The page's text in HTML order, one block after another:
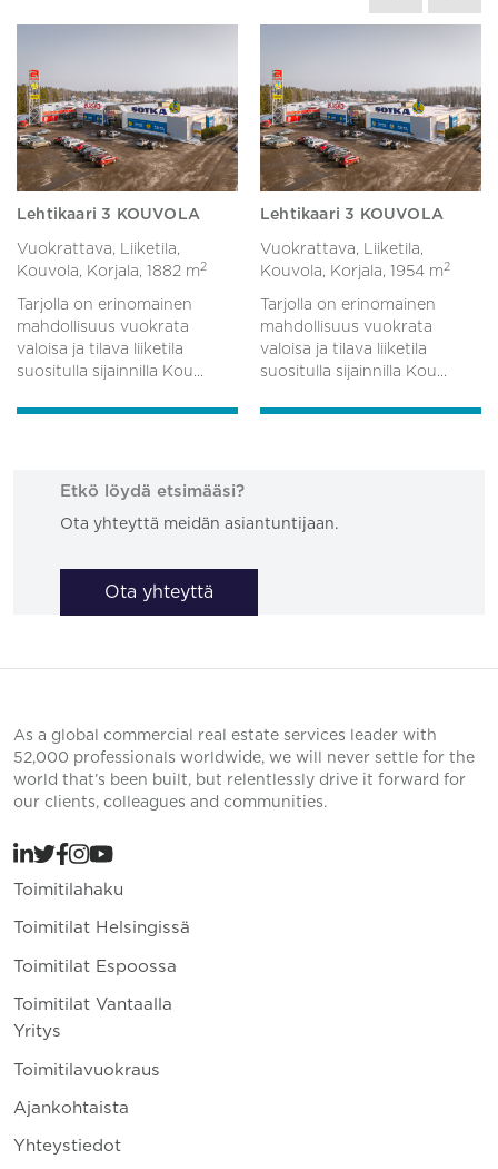
Lehtikaari 3 KOUVOLA
Vuokrattava, Liiketila,
Kouvola, Korjala, 1882 m 2
Tarjolla on erinomainen
mahdollisuus vuokrata
valoisa ja tilava liiketila
suositulla sijainnilla Kou...
Lehtikaari 3 KOUVOLA
Vuokrattava, Liiketila,
Kouvola, Korjala, 1954 m 2
Tarjolla on erinomainen
mahdollisuus vuokrata
valoisa ja tilava liiketila
suositulla sijainnilla Kou...
Etkö löydä etsimääsi?
Ota yhteyttä meidän asiantuntijaan.
Ota yhteyttä
As a global commercial real estate services leader with
52,000 professionals worldwide, we will never settle for the
world that’s been built, but relentlessly drive it forward for
our clients, colleagues and communities.
Toimitilahaku
Toimitilat Helsingissä
Toimitilat Espoossa
Toimitilat Vantaalla
Yritys
Toimitilavuokraus
Ajankohtaista
Yhteystiedot